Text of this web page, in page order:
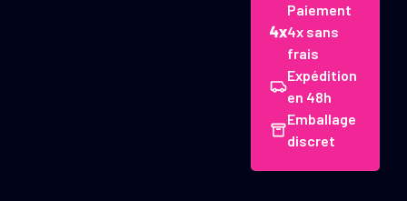
Paiement
4x sans
frais
Expédition
en 48h
Emballage
discret